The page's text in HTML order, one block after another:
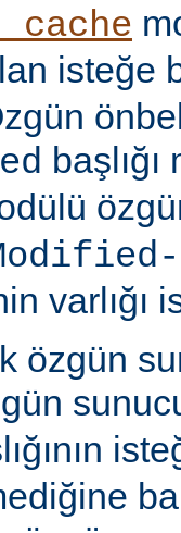
isteğe
varlığı
özgün